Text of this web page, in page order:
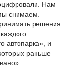
Нам
снимаем.
решения.
автопарка», и
раньше